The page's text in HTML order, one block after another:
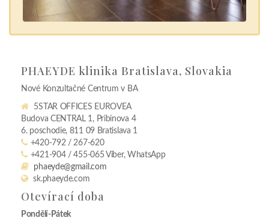
PHAEYDE klinika Bratislava, Slovakia
Nové Konzultačné Centrum v BA
5STAR OFFICES EUROVEA
Budova CENTRAL 1, Pribinova 4
6. poschodie, 811 09 Bratislava 1
+420-792 / 267-620
+421-904 / 455-065 Viber, WhatsApp
phaeyde@gmail.com
sk.phaeyde.com
Otevírací doba
Pondělí-Pátek